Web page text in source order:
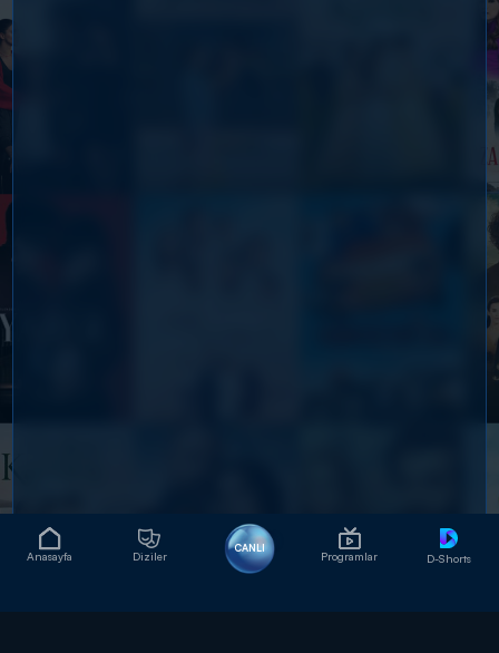
Anasayfa Diziler
CANLI
Programlar D-Shorts